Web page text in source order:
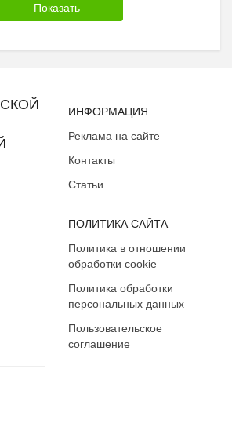
ИНФОРМАЦИЯ
Реклама на сайте
Контакты
Статьи
ПОЛИТИКА САЙТА
Политика в отношении
обработки cookie
Политика обработки
персональных данных
Пользовательское
соглашение